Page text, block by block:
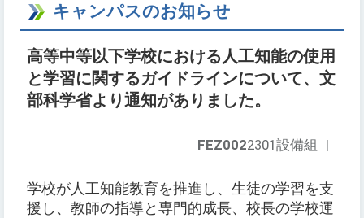
キャンパスのお知らせ
高等中等以下学校における人工知能の使用
と学習に関するガイドラインについて、文
部科学省より通知がありました。
FEZ0022301設備組 |
学校が人工知能教育を推進し、生徒の学習を支
援し、教師の指導と専門的成長、校長の学校運